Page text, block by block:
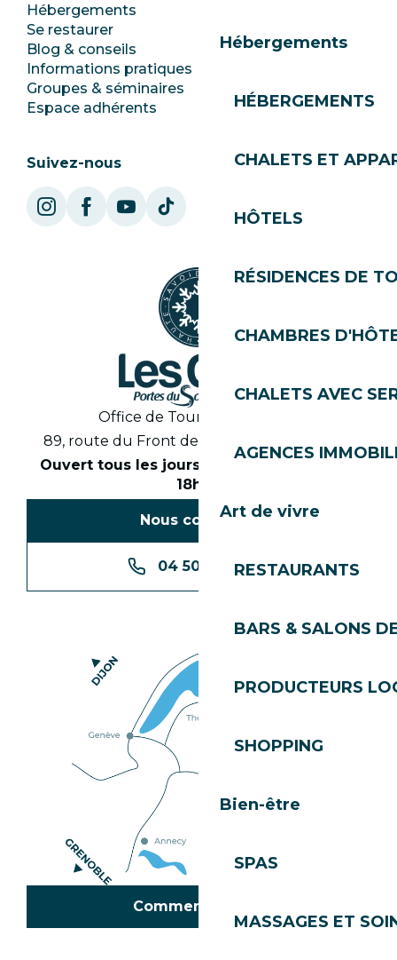
Hébergements
HÉBERGEMENTS
CHALETS ET
HÔTELS
RÉSIDENCES DE
CHAMBRES
CHALETS AVEC
AGENCES
Art de vivre
RESTAURANTS
BARS & SALONS
PRODUCTEURS
SHOPPING
Bien-être
SPAS
MASSAGES ET
Hébergements
Se restaurer
Blog & conseils
Informations pratiques
Groupes & séminaires
Espace adhérents
Ecotourisme
SoleGets
Les Gets Tourisme
Suivez-nous
Office de Tourisme des Gets
89, route du Front de Neige 74260 Les Gets
Ouvert tous les jours en saison de 8h30 à
18h30
Nous contacter
04 50 74 74 74
Comment venir ?